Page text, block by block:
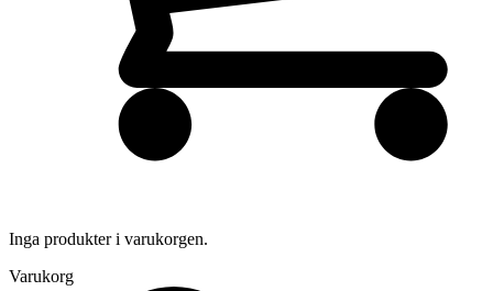
Inga produkter i varukorgen.
Varukorg